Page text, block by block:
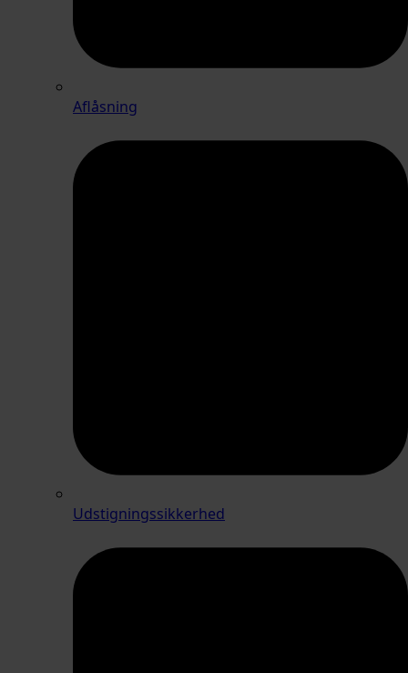
Aflåsning
Udstigningssikkerhed